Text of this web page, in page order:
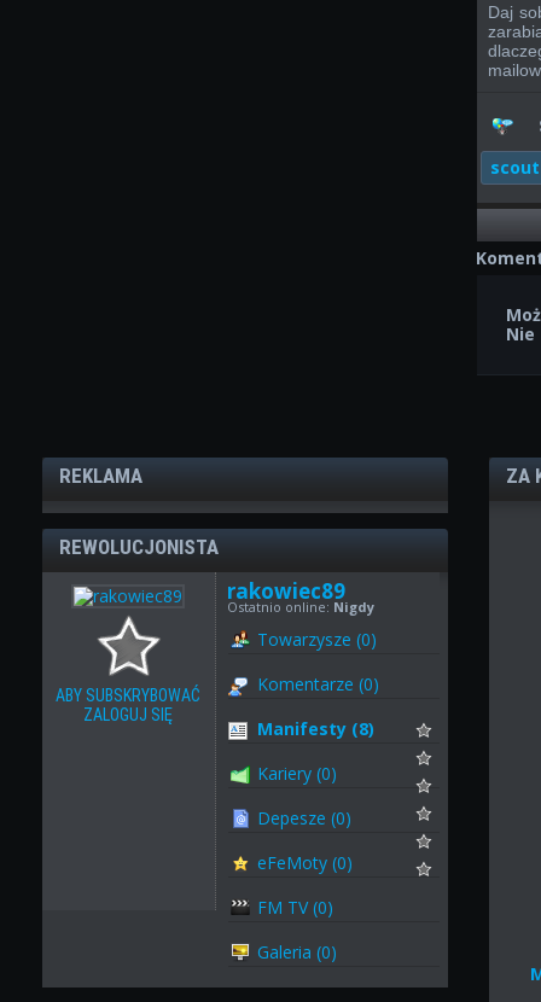
Daj
REKLAMA
REWOLUCJONISTA
ABY SUBSKRYBOWAĆ
ZALOGUJ SIĘ
rakowiec89
Ostatnio online: Nigdy
Towarzysze (0)
Komentarze (0)
Manifesty (8)
Kariery (0)
Depesze (0)
eFeMoty (0)
FM TV (0)
Galeria (0)
ZA